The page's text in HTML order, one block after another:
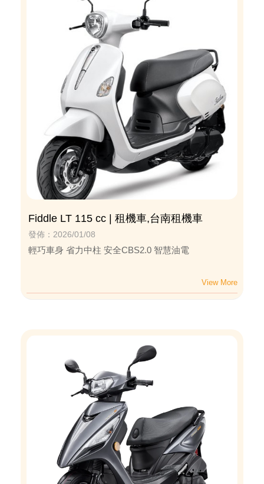
Fiddle LT 115 cc | 租機車,台南租機車
發佈：2026/01/08
輕巧車身 省力中柱 安全CBS2.0 智慧油電